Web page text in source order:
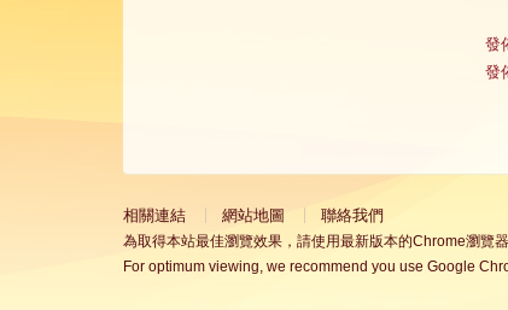
發
發
相關連結 網站地圖 聯絡我們
為取得本站最佳瀏覽效果，請使用最新版本的Chrome瀏覽器
For optimum viewing, we recommend you use Google